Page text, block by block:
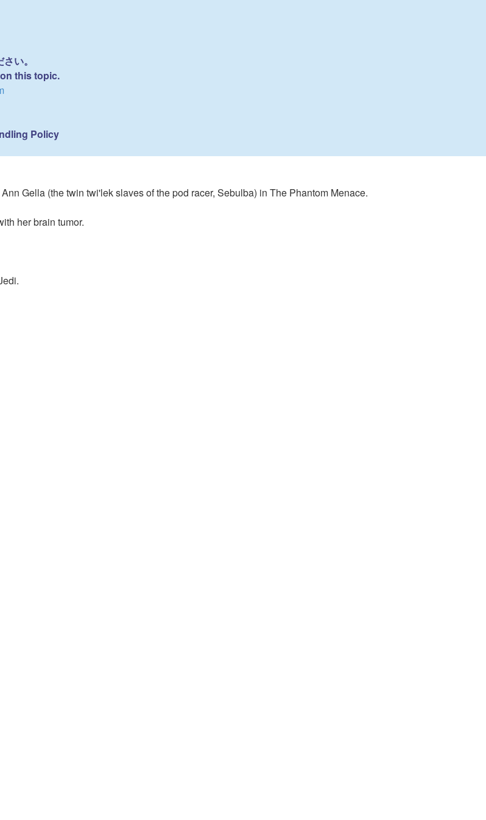
い。
this topic.
Policy
Gella (the twin twi'lek slaves of the pod racer, Sebulba) in The Phantom Menace.
her brain tumor.